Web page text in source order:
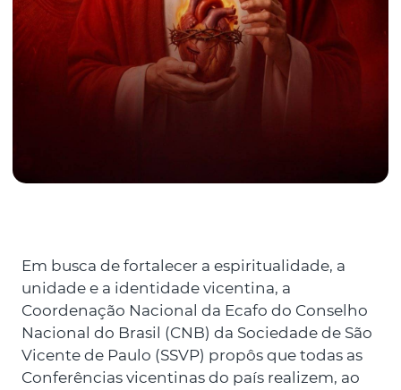
Em busca de fortalecer a espiritualidade, a
unidade e a identidade vicentina, a
Coordenação Nacional da Ecafo do Conselho
Nacional do Brasil (CNB) da Sociedade de São
Vicente de Paulo (SSVP) propôs que todas as
Conferências vicentinas do país realizem, ao